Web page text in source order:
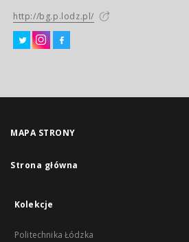
http://bg.p.lodz.pl/
MAPA STRONY
Strona główna
Kolekcje
Politechnika Łódzka